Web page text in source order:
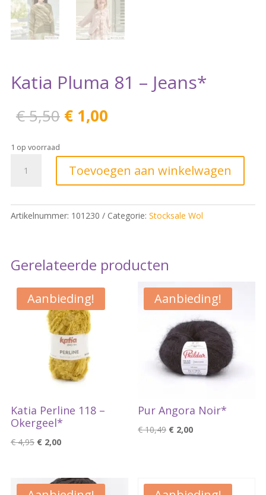
Katia Pluma 81 – Jeans*
€5,50 Oorspronkelijke
prijs
€ 5,50.
€1,00Huidige
€ 1,00.
1 op voorraad
Toevoegen aan winkelwagen
Artikelnummer: 101230 Categorie: Stocksale Wol
Gerelateerde producten
Aanbieding!
Katia Perline 118 –
Okergeel*
€4,95 Oorspronkelijke
€ 4,95.
€2,00Huidige
€ 2,00.
Aanbieding!
Pur Angora Noir*
€10,49 Oorspronkelijke
€ 2,00Huidige